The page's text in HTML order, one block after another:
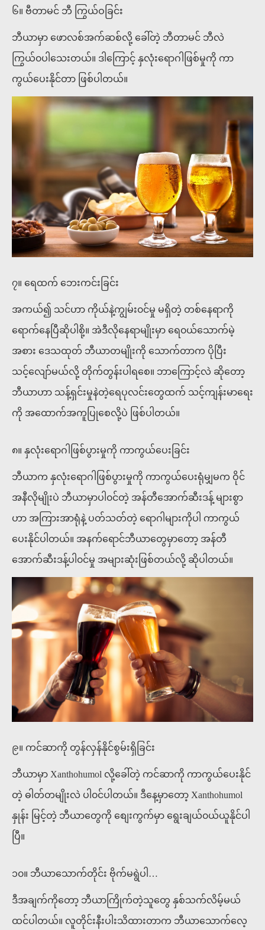
၆။ ဗီတာမင် ဘီ ကြွယ်ဝခြင်း
ဘီယာမှာ ဖောလစ်အက်ဆစ်လို့ ခေါ်တဲ့ ဘီတာမင် ဘီလဲ
ကြွယ်၀ပါသေးတယ်။ ဒါကြောင့် နှလုံးရောဂါဖြစ်မှုကို ကာ
ကွယ်ပေးနိုင်တာ ဖြစ်ပါတယ်။
၇။ ရေထက် ဘေးကင်းခြင်း
အကယ်၍ သင်ဟာ ကိုယ်နဲ့ကျွမ်း၀င်မှု မရှိတဲ့ တစ်နေရာကို
ရောက်နေပြီဆိုပါစို့။ အဲဒီလိုနေရာမျိုးမှာ ရေ၀ယ်သောက်မဲ့
အစား ဒေသထုတ် ဘီယာတမျိုးကို သောက်တာက ပိုပြီး
သင့်လျော်မယ်လို့ တိုက်တွန်းပါရစေ။ ဘာကြောင့်လဲ ဆိုတော့
ဘီယာဟာ သန့်ရှင်းမှုနဲတဲ့ရေပုလင်းတွေထက် သင့်ကျန်းမာရေး
ကို အထောက်အကူပြုစေလို့ပဲ ဖြစ်ပါတယ်။
၈။ နှလုံးရောဂါဖြစ်ပွားမှုကို ကာကွယ်ပေးခြင်း
ဘီယာက နှလုံးရောဂါဖြစ်ပွားမှုကို ကာကွယ်ပေးရုံမျှမက ဝိုင်
အနီလိုမျိုးပဲ ဘီယာမှာပါ၀င်တဲ့ အန်တီအောက်ဆီးဒန့် များစွာ
ဟာ အကြားအာရုံနဲ့ ပတ်သတ်တဲ့ ရောဂါများကိုပါ ကာကွယ်
ပေးနိုင်ပါတယ်။ အနက်ရောင်ဘီယာတွေမှာတော့ အန်တီ
အောက်ဆီးဒန့်ပါ၀င်မှု အများဆုံးဖြစ်တယ်လို့ ဆိုပါတယ်။
၉။ ကင်ဆာကို တွန်လှန်နိုင်စွမ်းရှိခြင်း
ဘီယာမှာ Xanthohumol လို့ခေါ်တဲ့ ကင်ဆာကို ကာကွယ်ပေးနိုင်
တဲ့ ဓါတ်တမျိုးလဲ ပါ၀င်ပါတယ်။ ဒီနေ့မှာတော့ Xanthohumol
နှုန်း မြင့်တဲ့ ဘီယာတွေကို စျေးကွက်မှာ ရွေးချယ်၀ယ်ယူနိုင်ပါ
ပြီ။
၁၀။ ဘီယာသောက်တိုင်း ဗိုက်မရွဲပါ…
ဒီအချက်ကိုတော့ ဘီယာကြိုက်တဲ့သူတွေ နှစ်သက်လိမ့်မယ်
ထင်ပါတယ်။ လူတိုင်းနီးပါးသိထားတာက ဘီယာသောက်လေ့